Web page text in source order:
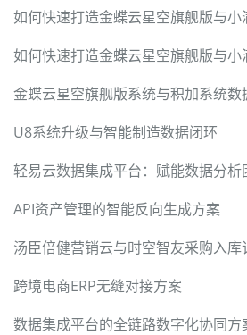
如何快速打造金蝶云星空旗舰版与小
如何快速打造金蝶云星空旗舰版与小
金蝶云星空旗舰版系统与积加系统数
U8系统升级与智能制造数据闭环
轻易云数据集成平台：赋能数据分析
API资产管理的智能反向生成方案
汤臣倍健营销云与时空智友采购入
跨境电商ERP无缝对接方案
数据集成平台的全链路数字化协同方